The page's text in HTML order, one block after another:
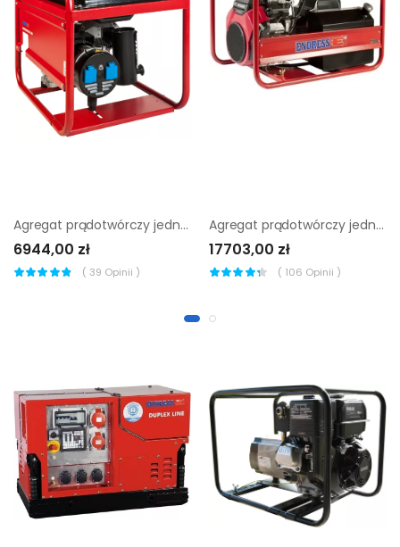
Agregat prądotwórczy jednofazowy Endress ESE 406 HS-GT
6944,00 zł
( 39 Opinii )
Agregat prądotwórczy jednofazowy Endress Ese 1306 HS-GT ES
17703,00 zł
( 106 Opinii )